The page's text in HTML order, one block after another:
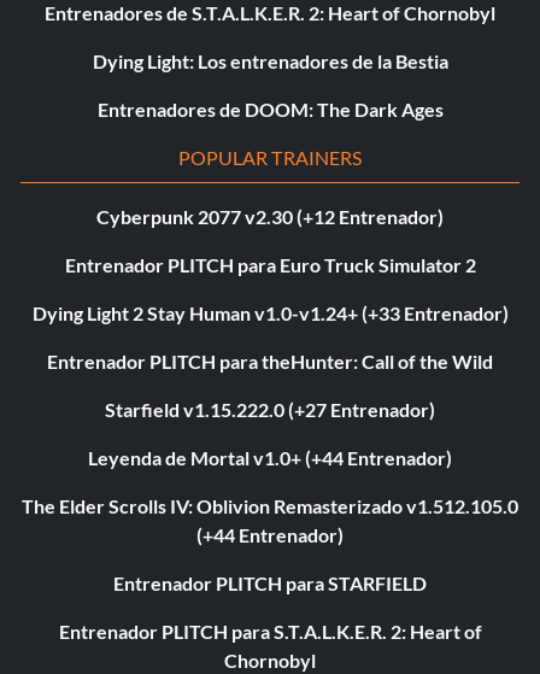
Entrenadores de S.T.A.L.K.E.R. 2: Heart of Chornobyl
Dying Light: Los entrenadores de la Bestia
Entrenadores de DOOM: The Dark Ages
POPULAR TRAINERS
Cyberpunk 2077 v2.30 (+12 Entrenador)
Entrenador PLITCH para Euro Truck Simulator 2
Dying Light 2 Stay Human v1.0-v1.24+ (+33 Entrenador)
Entrenador PLITCH para theHunter: Call of the Wild
Starfield v1.15.222.0 (+27 Entrenador)
Leyenda de Mortal v1.0+ (+44 Entrenador)
The Elder Scrolls IV: Oblivion Remasterizado v1.512.105.0
(+44 Entrenador)
Entrenador PLITCH para STARFIELD
Entrenador PLITCH para S.T.A.L.K.E.R. 2: Heart of
Chornobyl